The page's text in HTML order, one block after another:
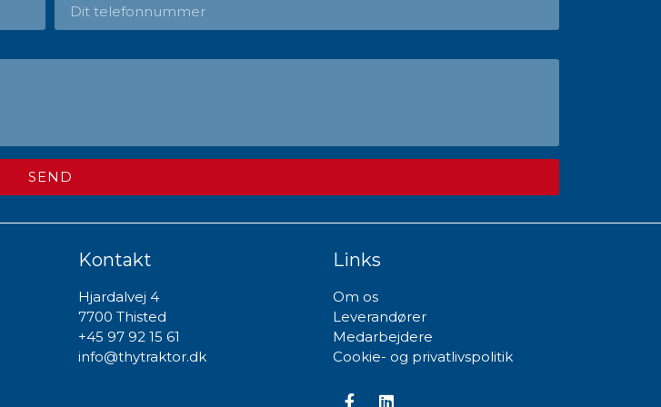
SEND
Kontakt
Hjardalvej 4
7700 Thisted
+45 97 92 15 61
info@thytraktor.dk
Links
Om os
Leverandører
Medarbejdere
Cookie- og privatlivspolitik